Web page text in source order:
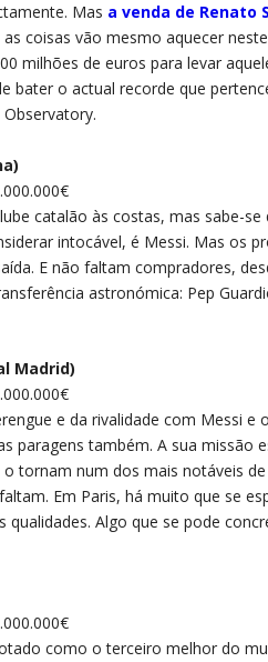
Mas a venda de Renato
coisas vão mesmo aquecer
milhões de euros para levar
bater o actual recorde que
catalão às costas, mas sabe-
intocável, é Messi. Mas os
E não faltam compradores,
astronómica: Pep
Madrid)
e da rivalidade com Messi
paragens também. A sua missão
o tornam num dos mais notáveis
Em Paris, há muito que se
qualidades. Algo que se pode
como o terceiro melhor do